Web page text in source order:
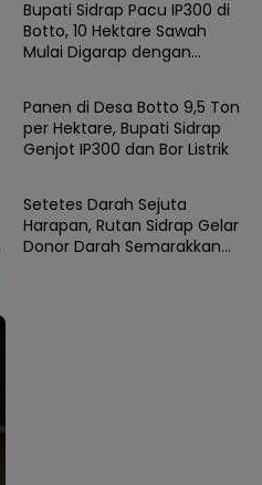
Bupati Sidrap Pacu IP300 di
Botto, 10 Hektare Sawah
Mulai Digarap dengan
SIDRAP
Panen di Desa Botto 9,5 Ton
per Hektare, Bupati Sidrap
Genjot IP300 dan Bor Listrik
SIDRAP
Setetes Darah Sejuta
Harapan, Rutan Sidrap Gelar
Donor Darah Semarakkan